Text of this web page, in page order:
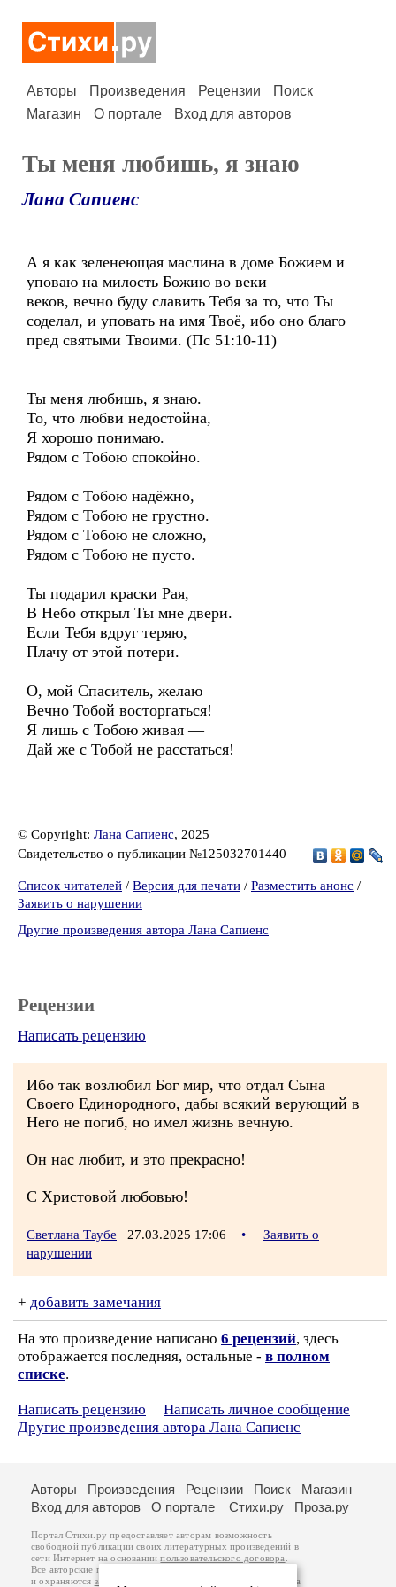
Авторы Произведения Рецензии
Поиск
Магазин
О портале Вход для авторов
Ты меня любишь, я знаю
Лана Сапиенс
А я как зеленеющая маслина в доме Божием и
уповаю на милость Божию во веки
веков, вечно буду славить Тебя за то, что Ты
соделал, и уповать на имя Твоё, ибо оно благо
пред святыми Твоими. (Пс 51:10-11)
Ты меня любишь, я знаю.
То, что любви недостойна,
Я хорошо понимаю.
Рядом с Тобою спокойно.
Рядом с Тобою надёжно,
Рядом с Тобою не грустно.
Рядом с Тобою не сложно,
Рядом с Тобою не пусто.
Ты подарил краски Рая,
В Небо открыл Ты мне двери.
Если Тебя вдруг теряю,
Плачу от этой потери.
О, мой Спаситель, желаю
Вечно Тобой восторгаться!
Я лишь с Тобою живая —
Дай же с Тобой не расстаться!
© Copyright: Лана Сапиенс, 2025
Свидетельство о публикации №125032701440
Список читателей / Версия для печати / Разместить анонс /
Заявить о нарушении
Другие произведения автора Лана Сапиенс
Рецензии
Написать рецензию
Ибо так возлюбил Бог мир, что отдал Сына
Своего Единородного, дабы всякий верующий в
Него не погиб, но имел жизнь вечную.
Он нас любит, и это прекрасно!
С Христовой любовью!
Светлана Таубе 27.03.2025 17:06 •
Заявить о
нарушении
+ добавить замечания
На это произведение написано 6 рецензий, здесь
отображается последняя, остальные - в полном
списке.
Написать рецензию
Написать личное сообщение
Другие произведения автора Лана Сапиенс
Авторы Произведения Рецензии Поиск
Магазин
Вход для авторов
О портале Стихи.ру Проза.ру
Портал Стихи.ру предоставляет авторам возможность
свободной публикации своих литературных произведений в
сети Интернет на основаниипользовательского договора
Все авторские права на произведения принадлежат авторам
и охраняются законом . Перепечатка произведений возможна